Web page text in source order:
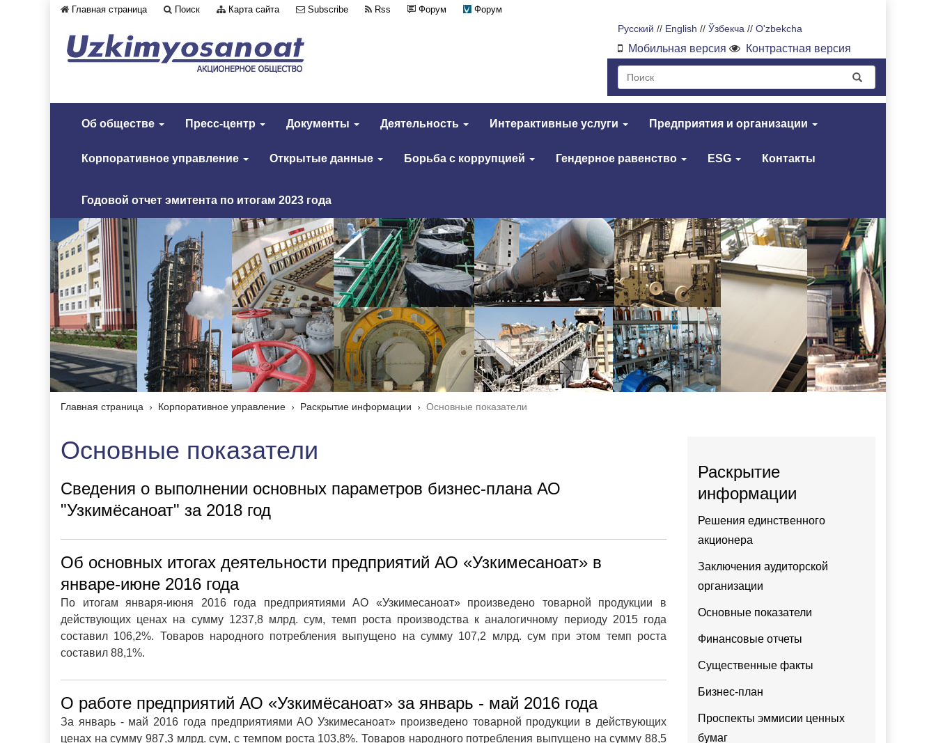
Главная страница Поиск Карта сайта Subscribe Rss Форум
Форум
Русский // English // Ўзбекча // O'zbekcha
Мобильная версия Контрастная версия
Об обществе Пресс-центр Документы Деятельность Интерактивные услуги Предприятия и организации
Корпоративное управление Открытые данные Борьба с коррупцией Гендерное равенство ESG Контакты
Годовой отчет эмитента по итогам 2023 года
Главная страница Корпоративное управление Раскрытие информации Основные показатели
Основные показатели
Сведения о выполнении основных параметров бизнес-плана АО
"Узкимёсаноат" за 2018 год
Об основных итогах деятельности предприятий АО «Узкимесаноат» в
январе-июне 2016 года
По итогам января-июня 2016 года предприятиями АО «Узкимесаноат» произведено товарной продукции в
действующих ценах на сумму 1237,8 млрд. сум, темп роста производства к аналогичному периоду 2015 года
составил 106,2%. Товаров народного потребления выпущено на сумму 107,2 млрд. сум при этом темп роста
составил 88,1%.
О работе предприятий АО «Узкимёсаноат» за январь - май 2016 года
За январь - май 2016 года предприятиями АО Узкимесаноат» произведено товарной продукции в действующих
ценах на сумму 987,3 млрд. сум, с темпом роста 103,8%. Товаров народного потребления выпущено на сумму 88,5
Раскрытие
информации
Решения единственного
акционера
Заключения аудиторской
организации
Основные показатели
Финансовые отчеты
Существенные факты
Бизнес-план
Проспекты эммисии ценных
бумаг